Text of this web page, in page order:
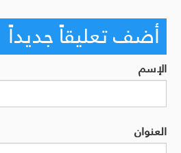
أضف تعليقاً جديداً
الإسم
العنوان